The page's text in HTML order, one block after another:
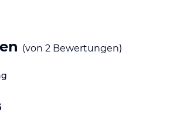
einer entspannten und einladenden Atmosphäre
in dem Sie sich verwöhnen lassen
und Behandlungen wählen, um sich zu
Ihnen außerdem die Möglichkeit, sich im
(von 2 Bewertungen)